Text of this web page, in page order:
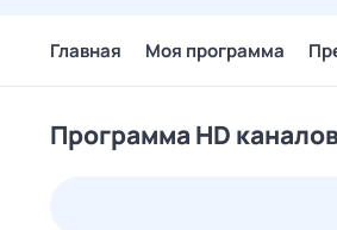
Главная Моя программа
Программа HD